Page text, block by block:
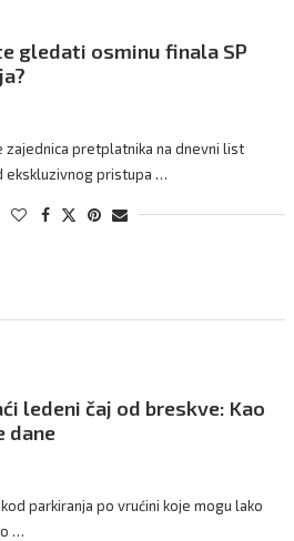
gledati osminu finala SP
zajednica pretplatnika na dnevni list
ekskluzivnog pristupa …
ledeni čaj od breskve: Kao
dane
parkiranja po vrućini koje mogu lako
…